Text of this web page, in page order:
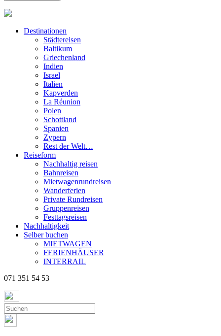
Destinationen
Städtereisen
Baltikum
Griechenland
Indien
Israel
Italien
Kapverden
La Réunion
Polen
Schottland
Spanien
Zypern
Rest der Welt…
Reiseform
Nachhaltig reisen
Bahnreisen
Mietwagenrundreisen
Wanderferien
Private Rundreisen
Gruppenreisen
Festtagsreisen
Nachhaltigkeit
Selber buchen
MIETWAGEN
FERIENHÄUSER
INTERRAIL
071 351 54 53